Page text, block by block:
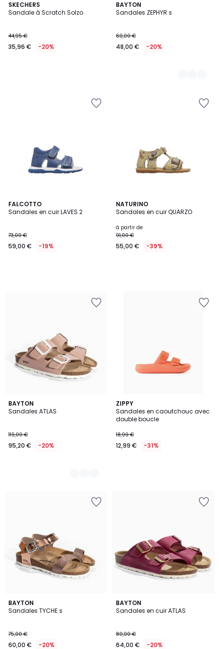
SKECHERS
Sandale à Scratch Solzo
44,95 €
35,96 € -20%
BAYTON
Sandales ZEPHYR s
60,00 €
48,00 € -20%
2
Couleurs
FALCOTTO
Sandales en cuir LAVES 2
73,00 €
59,00 € -19%
NATURINO
Sandales en cuir QUARZO
à partir de
91,00 €
55,00 € -39%
BAYTON
Sandales ATLAS
119,00 €
95,20 € -20%
2
Couleurs
ZIPPY
Sandales en caoutchouc avec
double boucle
18,99 €
12,99 € -31%
BAYTON
Sandales TYCHE s
75,00 €
60,00 € -20%
BAYTON
Sandales en cuir ATLAS
80,00 €
64,00 € -20%